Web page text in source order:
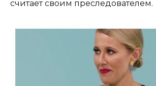
считает своим преследователем.